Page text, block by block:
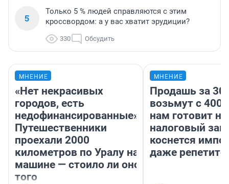
5
Только 5 % людей справляются с этим
кроссвордом: а у вас хватит эрудиции?
330 Обсудить
МНЕНИЕ
«Нет некрасивых
городов, есть
недофинансированные».
Путешественники
проехали 2000
километров по Уралу на
машине — стоило ли оно
того
МНЕНИЕ
Продашь за
возьмут с
нам готовит
налоговый
коснется
даже